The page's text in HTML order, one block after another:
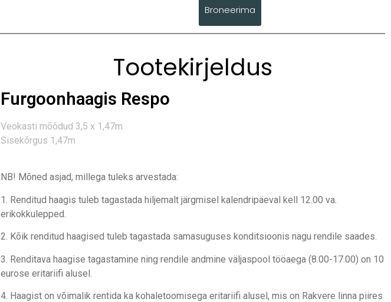
Broneerima
Tootekirjeldus
Furgoonhaagis Respo
Veokasti mõõdud 3,5 x 1,47m
Sisekõrgus 1,47m
NB! Mõned asjad, millega tuleks arvestada:
1. Renditud haagis tuleb tagastada hiljemalt järgmisel kalendripäeval kell 12.00 va.
erikokkulepped.
2. Kõik renditud haagised tuleb tagastada samasuguses konditsioonis nagu rendile saades.
3. Renditava haagise tagastamine ning rendile andmine väljaspool tööaega (8.00-17.00) on 10
eurose eritariifi alusel.
4. Haagist on võimalik rentida ka kohaletoomisega eritariifi alusel, mis on Rakvere linna piires